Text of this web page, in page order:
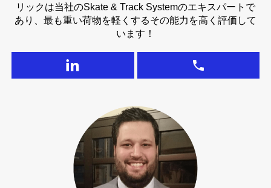
リックは当社のSkate & Track Systemのエキスパートで
あり、最も重い荷物を軽くするその能力を高く評価して
います！